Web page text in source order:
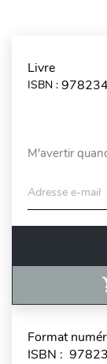
Livre
ISBN :
M'avertir
Adresse e-mail
Format
ISBN :